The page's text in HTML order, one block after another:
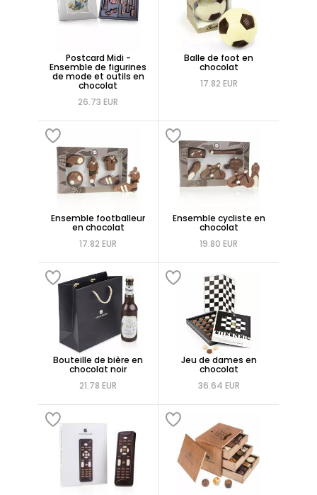
Postcard Midi -
Ensemble de figurines
de mode et outils en
chocolat
26.73 EUR
Balle de foot en
chocolat
17.82 EUR
Ensemble footballeur
en chocolat
17.82 EUR
Ensemble cycliste en
chocolat
19.80 EUR
Bouteille de bière en
chocolat noir
21.78 EUR
Jeu de dames en
chocolat
36.64 EUR